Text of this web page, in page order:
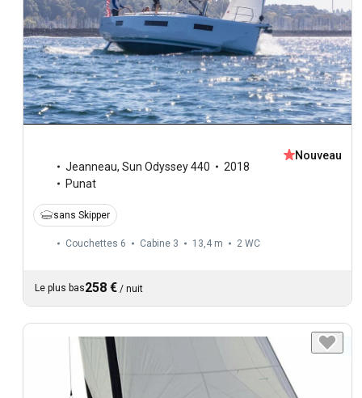
Jeanneau, Sun Odyssey 440
2018
Punat
Nouveau
sans Skipper
Couchettes 6 Cabine 3 13,4 m 2 WC
Le plus bas258 € / nuit